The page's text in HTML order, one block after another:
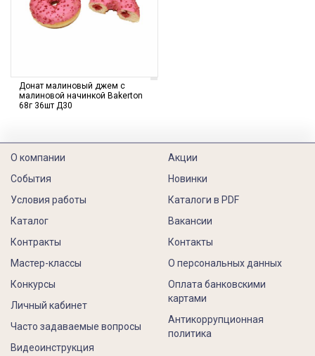
Донат малиновый джем с
малиновой начинкой Bakerton
68г 36шт Д30
О компании
События
Условия работы
Каталог
Контракты
Акции
Новинки
Каталоги в PDF
Вакансии
Контакты
Мастер-классы
Конкурсы
Личный кабинет
Часто задаваемые вопросы
Видеоинструкция
О персональных данных
Оплата банковскими
картами
Антикоррупционная
политика